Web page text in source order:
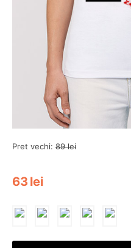
Pret vechi: 89 lei
63 lei